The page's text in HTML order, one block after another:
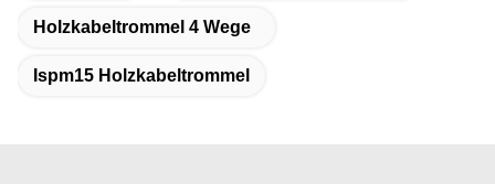
Holzkabeltrommel 4 Wege
Ispm15 Holzkabeltrommel